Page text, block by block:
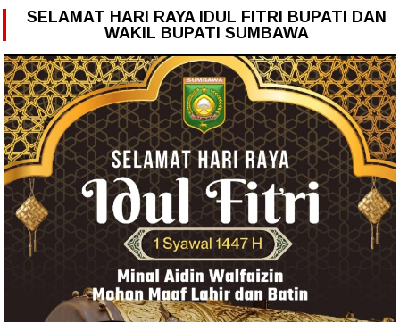
SELAMAT HARI RAYA IDUL FITRI BUPATI DAN
WAKIL BUPATI SUMBAWA